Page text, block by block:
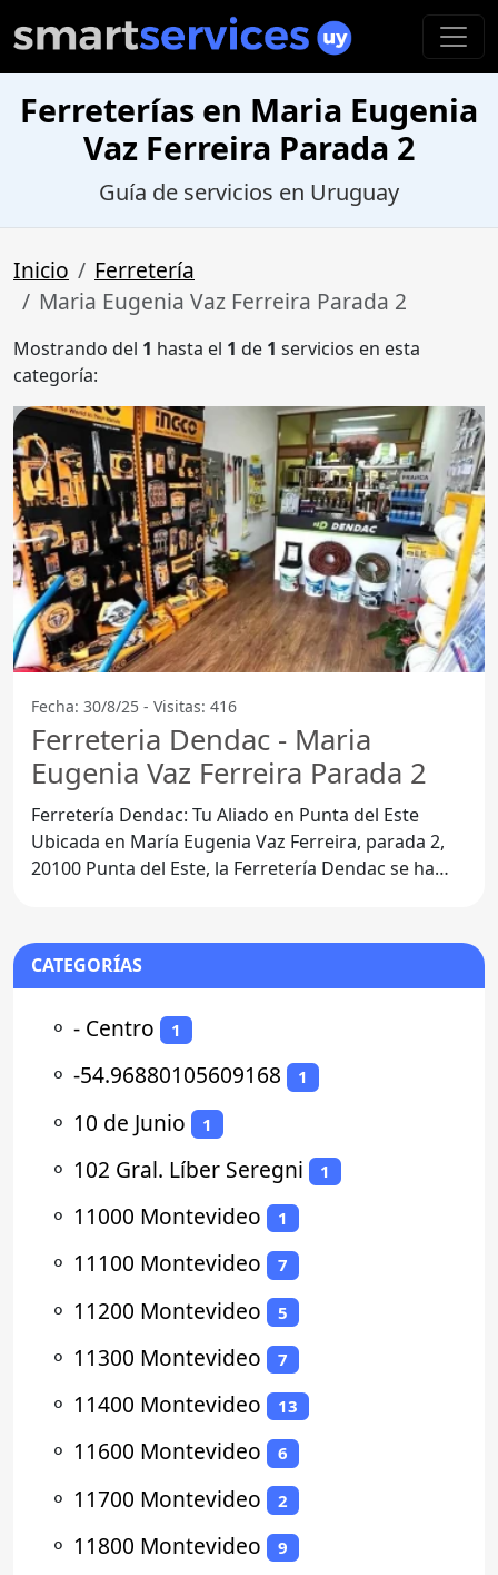
Ferreterías en Maria Eugenia
Vaz Ferreira Parada 2
Guía de servicios en Uruguay
Inicio
Ferretería
Maria Eugenia Vaz Ferreira Parada 2
Mostrando del 1 hasta el 1 de 1 servicios en esta
categoría:
Fecha: 30/8/25 - Visitas: 416
Ferreteria Dendac - Maria
Eugenia Vaz Ferreira Parada 2
Ferretería Dendac: Tu Aliado en Punta del Este
Ubicada en María Eugenia Vaz Ferreira, parada 2,
20100 Punta del Este, la Ferretería Dendac se ha
CATEGORÍAS
⚬ - Centro 1
⚬ -54.96880105609168 1
⚬ 10 de Junio 1
⚬ 102 Gral. Líber Seregni 1
⚬ 11000 Montevideo 1
⚬ 11100 Montevideo 7
⚬ 11200 Montevideo 5
⚬ 11300 Montevideo 7
⚬ 11400 Montevideo 13
⚬ 11600 Montevideo 6
⚬ 11700 Montevideo 2
⚬ 11800 Montevideo 9